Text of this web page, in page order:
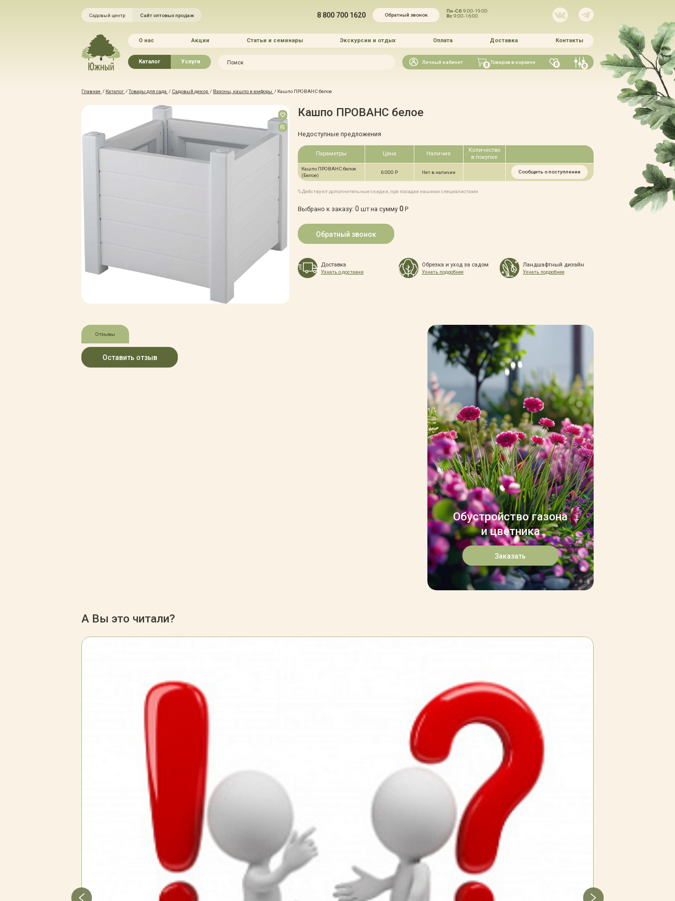
Садовый центр Сайт оптовых продаж 8 800 700 1620 Обратный звонок
Пн-Сб9:00-19:00
Вс9:00-16:00
О нас Акции Статьи и семинары Экскурсии и отдых Оплата Доставка Контакты
Каталог
Хвойные растения
Плодово-ягодные растения
Лиственные растения
Водные растения
Растения вертикального
Прайс-листы
Системы скидок, программы
Услуги
Благоустройство и озеленение
Зимние услуги
Портфолио
Прайс-листы
Искать
Личный кабинет 0 Товаров в корзине 0 0
Главная / Каталог /Товары для сада / Садовый декор / Вазоны, кашпо и амфоры / Кашпо ПРОВАНС белое
Кашпо ПРОВАНС белое
Недоступные предложения
Параметры Цена Наличие
Количество
в покупке
Кашпо ПРОВАНС белое
(Белое)
6 000 Р Нет в наличии Сообщить о поступлении
% Действуют дополнительные скидки, при посадке нашими специалистами
Выбрано к заказу: 0 шт на сумму 0Р
Обратный звонок
Доставка
Узнать о доставке
Обрезка и уход за садом
Узнать подробнее
Ландшафтный дизайн
Узнать подробнее
Отзывы
Оставить отзыв
Обустройство газона
и цветника
Заказать
А Вы это читали?